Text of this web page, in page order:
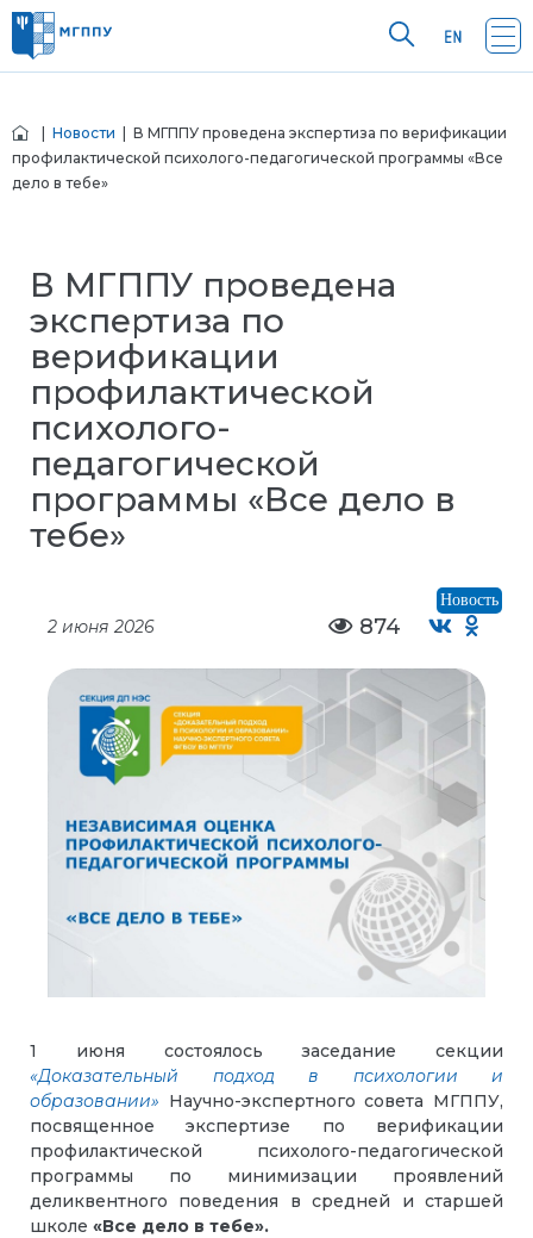
Новости | В МГППУ проведена экспертиза по верификации
профилактической психолого-педагогической программы «Все
дело в тебе»
В МГППУ проведена
экспертиза по
верификации
профилактической
психолого-
педагогической
программы «Все дело в
тебе»
Новость
2 июня 2026 874
1 июня состоялось заседание секции
«Доказательный подход в психологии и
образовании» Научно-экспертного совета МГППУ,
посвященное экспертизе по верификации
профилактической психолого-педагогической
программы по минимизации проявлений
деликвентного поведения в средней и старшей
школе «Все дело в тебе».